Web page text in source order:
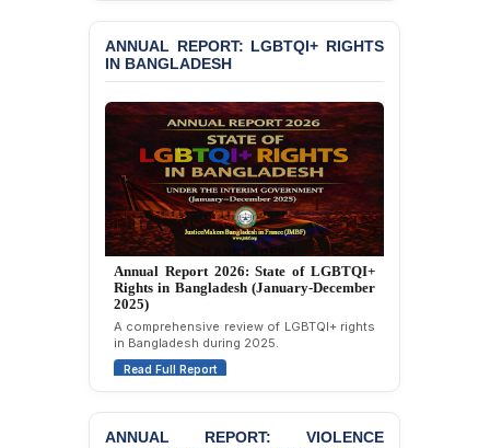
and Strongly Condemns
the Death of Durjoy
Custody at Chakaria
Police Station, Cox’s
Bazar
BANGLADESH: JMBF
Strongly Condemns
Politically Motivated
Attempted Murder Case
Against 14 Lawyers and 7
Journalists in Dhaka
JOINT STATEMENT:
Condemning Politically
Motivated Exclusion,
Intimidation, and
Interference in the
Democratic Governance
ANNUAL REPORT: LGBTQI+ RIGHTS
IN BANGLADESH
Annual Report 2025: State of LGBTQI+
Rights in Bangladesh (January-December
2024)
Overview of LGBTQI+ rights conditions in
Bangladesh during 2024.
Read Full Report
ANNUAL REPORT: VIOLENCE